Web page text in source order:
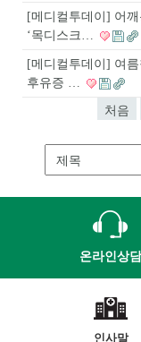
[메디컬투데이] 어
‘목디스크…
[메디컬투데이] 여
후유증 …
처음
온라인상담
인사말